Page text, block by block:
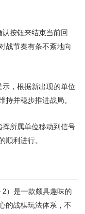
按钮来结束当前回
战节奏有条不紊地向
，根据新出现的单位
持并稳步推进战局。
所属单位移动到信号
顺利进行。
2）是一款颇具趣味的
的战棋玩法体系，不